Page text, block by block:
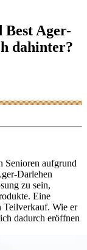
Ager-
dahinter?
Senioren aufgrund
Darlehen
zu sein,
Eine
Teilverkauf. Wie er
dadurch eröffnen